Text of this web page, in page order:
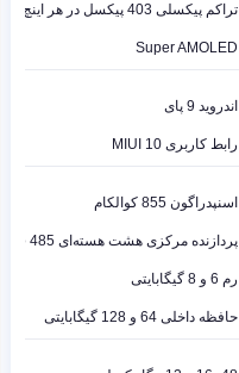
تراکم پیکسلی 403 پیکسل در هر اینچ
Super AMOLED
اندروید 9 پای
رابط کاربری MIUI 10
اسنپدراگون 855 کوالکام
پردازنده مرکزی هشت هسته‌ای Kyro 485
رم 6 و 8 گیگابایتی
حافظه داخلی 64 و 128 گیگابایتی